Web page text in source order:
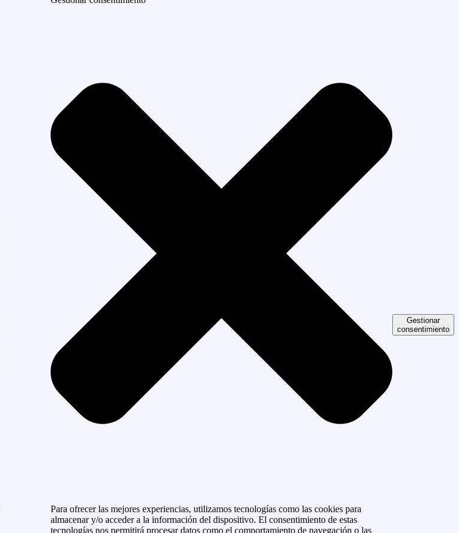
Para ofrecer las mejores experiencias, utilizamos tecnologías como las cookies para
almacenar y/o acceder a la información del dispositivo. El consentimiento de estas
tecnologías nos permitirá procesar datos como el comportamiento de navegación o las
Gestionar
consentimiento